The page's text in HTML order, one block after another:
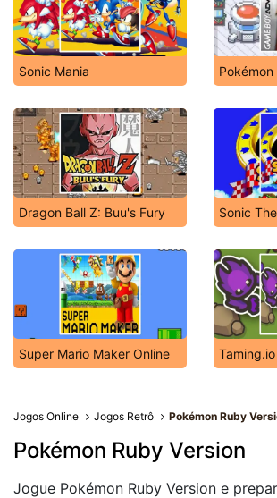
Sonic Mania Pokémon
Dragon Ball Z: Buu's Fury Sonic
Super Mario Maker Online Taming.io
Jogos Online Jogos Retrô Pokémon Ruby
Pokémon Ruby Version
Jogue Pokémon Ruby Version e